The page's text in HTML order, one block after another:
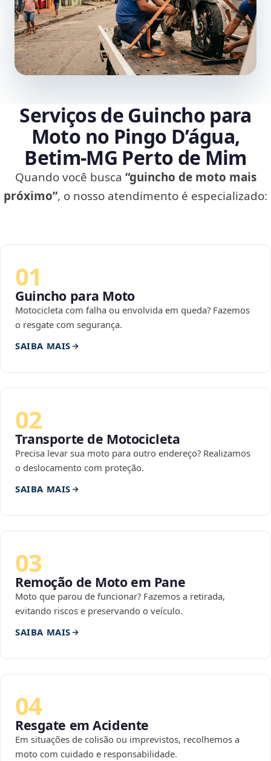
Serviços de Guincho para
Moto no Pingo D’água,
Betim‑MG Perto de Mim
Quando você busca “guincho de moto mais
próximo”, o nosso atendimento é especializado:
01
Guincho para Moto
Motocicleta com falha ou envolvida em queda? Fazemos
o resgate com segurança.
SAIBA MAIS
02
Transporte de Motocicleta
Precisa levar sua moto para outro endereço? Realizamos
o deslocamento com proteção.
SAIBA MAIS
03
Remoção de Moto em Pane
Moto que parou de funcionar? Fazemos a retirada,
evitando riscos e preservando o veículo.
SAIBA MAIS
04
Resgate em Acidente
Em situações de colisão ou imprevistos, recolhemos a
moto com cuidado e responsabilidade.